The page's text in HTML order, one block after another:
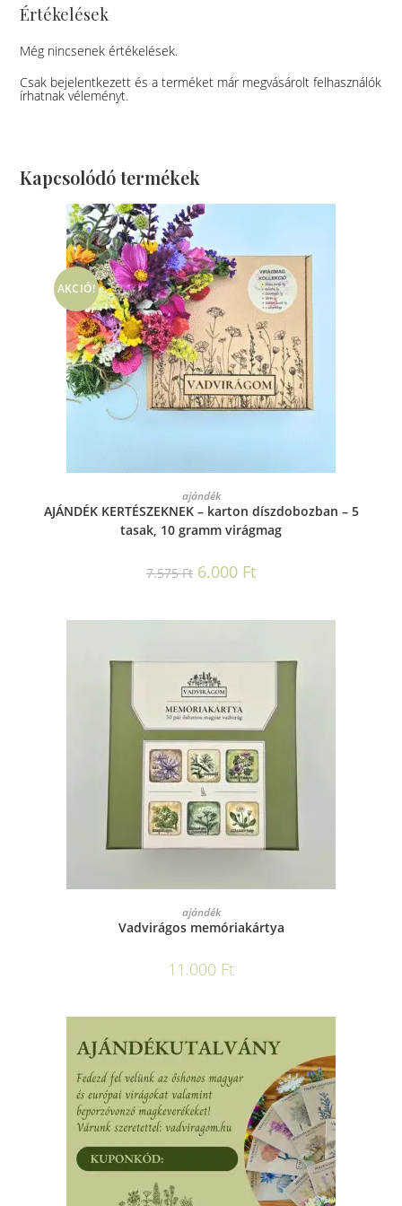
Értékelések
Még nincsenek értékelések.
Csak bejelentkezett és a terméket már megvásárolt felhasználók
írhatnak véleményt.
Kapcsolódó termékek
AKCIÓ!
KOSÁRBA TESZEM
ajándék
AJÁNDÉK KERTÉSZEKNEK – karton díszdobozban – 5
tasak, 10 gramm virágmag
7.575Ft 6.000 Ft
KOSÁRBA TESZEM
ajándék
Vadvirágos memóriakártya
11.000 Ft